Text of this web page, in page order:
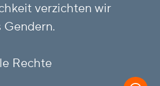
verzichten wir
Gendern.
Rechte